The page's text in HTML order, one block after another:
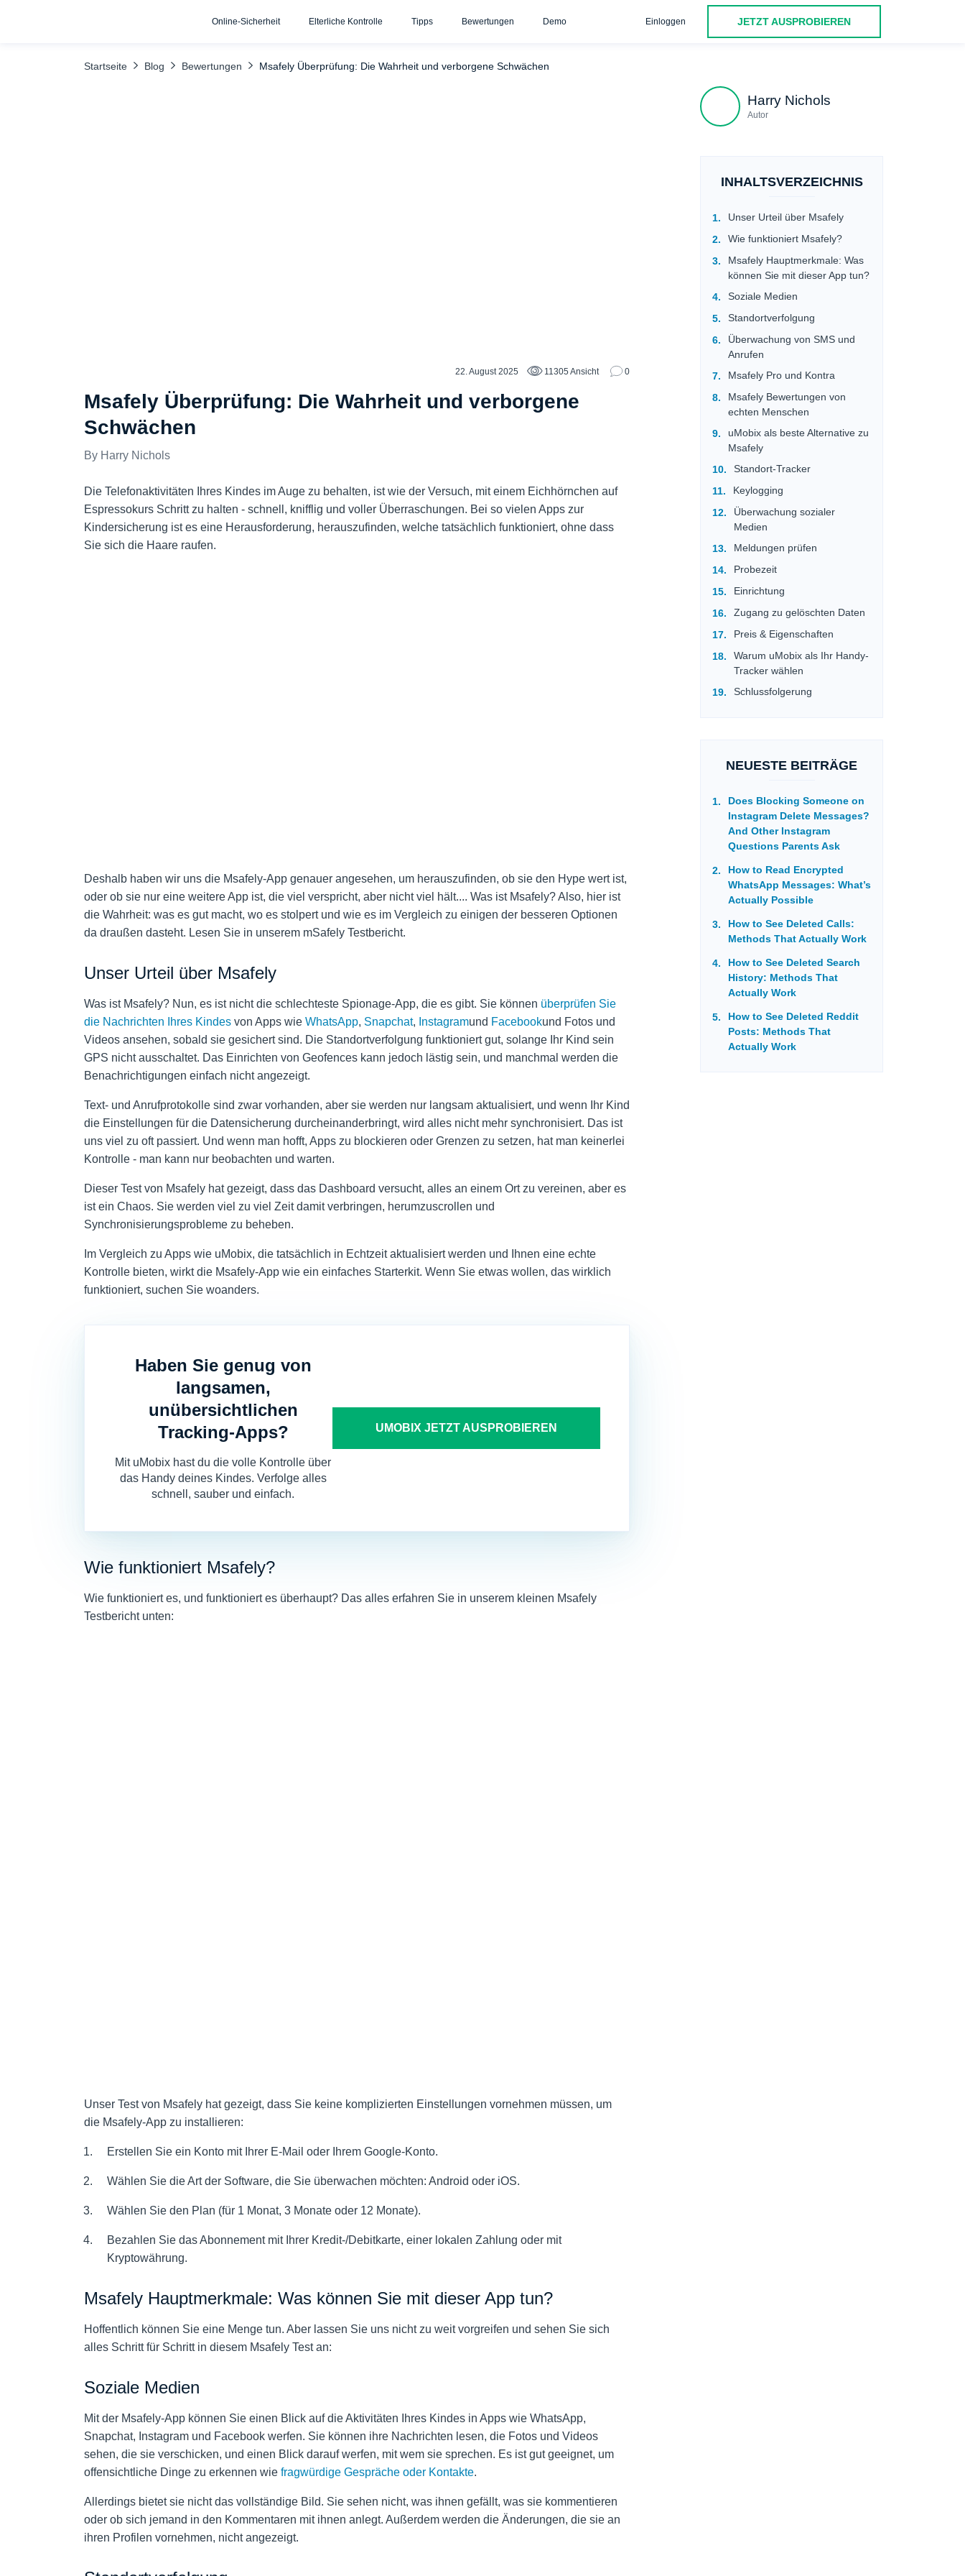
Online-Sicherheit Elterliche Kontrolle Tipps Bewertungen Demo Einloggen JETZT AUSPROBIEREN
Startseite Blog Bewertungen Msafely Überprüfung: Die Wahrheit und verborgene Schwächen
22. August 2025 11305 Ansicht 0
Msafely Überprüfung: Die Wahrheit und verborgene
Schwächen
Harry Nichols
Die Telefonaktivitäten Ihres Kindes im Auge zu behalten, ist wie der Versuch, mit einem Eichhörnchen auf
Espressokurs Schritt zu halten - schnell, knifflig und voller Überraschungen. Bei so vielen Apps zur
Kindersicherung ist es eine Herausforderung, herauszufinden, welche tatsächlich funktioniert, ohne dass
Sie sich die Haare raufen.
Deshalb haben wir uns die Msafely-App genauer angesehen, um herauszufinden, ob sie den Hype wert ist,
oder ob sie nur eine weitere App ist, die viel verspricht, aber nicht viel hält.... Was ist Msafely? Also, hier ist
die Wahrheit: was es gut macht, wo es stolpert und wie es im Vergleich zu einigen der besseren Optionen
da draußen dasteht. Lesen Sie in unserem mSafely Testbericht.
Unser Urteil über Msafely
Was ist Msafely? Nun, es ist nicht die schlechteste Spionage-App, die es gibt. Sie können überprüfen Sie
die Nachrichten Ihres Kindes von Apps wie WhatsApp, Snapchat, Instagramund Facebookund Fotos und
Videos ansehen, sobald sie gesichert sind. Die Standortverfolgung funktioniert gut, solange Ihr Kind sein
GPS nicht ausschaltet. Das Einrichten von Geofences kann jedoch lästig sein, und manchmal werden die
Benachrichtigungen einfach nicht angezeigt.
Text- und Anrufprotokolle sind zwar vorhanden, aber sie werden nur langsam aktualisiert, und wenn Ihr Kind
die Einstellungen für die Datensicherung durcheinanderbringt, wird alles nicht mehr synchronisiert. Das ist
uns viel zu oft passiert. Und wenn man hofft, Apps zu blockieren oder Grenzen zu setzen, hat man keinerlei
Kontrolle - man kann nur beobachten und warten.
Dieser Test von Msafely hat gezeigt, dass das Dashboard versucht, alles an einem Ort zu vereinen, aber es
ist ein Chaos. Sie werden viel zu viel Zeit damit verbringen, herumzuscrollen und
Synchronisierungsprobleme zu beheben.
Im Vergleich zu Apps wie uMobix, die tatsächlich in Echtzeit aktualisiert werden und Ihnen eine echte
Kontrolle bieten, wirkt die Msafely-App wie ein einfaches Starterkit. Wenn Sie etwas wollen, das wirklich
funktioniert, suchen Sie woanders.
Haben Sie genug von
langsamen,
unübersichtlichen
Tracking-Apps?
Mit uMobix hast du die volle Kontrolle über
das Handy deines Kindes. Verfolge alles
schnell, sauber und einfach.
UMOBIX JETZT AUSPROBIEREN
Wie funktioniert Msafely?
Wie funktioniert es, und funktioniert es überhaupt? Das alles erfahren Sie in unserem kleinen Msafely
Testbericht unten:
Unser Test von Msafely hat gezeigt, dass Sie keine komplizierten Einstellungen vornehmen müssen, um
die Msafely-App zu installieren:
Erstellen Sie ein Konto mit Ihrer E-Mail oder Ihrem Google-Konto.
Wählen Sie die Art der Software, die Sie überwachen möchten: Android oder iOS.
Wählen Sie den Plan (für 1 Monat, 3 Monate oder 12 Monate).
Bezahlen Sie das Abonnement mit Ihrer Kredit-/Debitkarte, einer lokalen Zahlung oder mit
Kryptowährung.
Msafely Hauptmerkmale: Was können Sie mit dieser App tun?
Hoffentlich können Sie eine Menge tun. Aber lassen Sie uns nicht zu weit vorgreifen und sehen Sie sich
alles Schritt für Schritt in diesem Msafely Test an:
Soziale Medien
Mit der Msafely-App können Sie einen Blick auf die Aktivitäten Ihres Kindes in Apps wie WhatsApp,
Snapchat, Instagram und Facebook werfen. Sie können ihre Nachrichten lesen, die Fotos und Videos
sehen, die sie verschicken, und einen Blick darauf werfen, mit wem sie sprechen. Es ist gut geeignet, um
offensichtliche Dinge zu erkennen wie fragwürdige Gespräche oder Kontakte.
Allerdings bietet sie nicht das vollständige Bild. Sie sehen nicht, was ihnen gefällt, was sie kommentieren
oder ob sich jemand in den Kommentaren mit ihnen anlegt. Außerdem werden die Änderungen, die sie an
ihren Profilen vornehmen, nicht angezeigt.
Harry Nichols
Autor
INHALTSVERZEICHNIS
Unser Urteil über Msafely
Wie funktioniert Msafely?
Msafely Hauptmerkmale: Was
können Sie mit dieser App tun?
Soziale Medien
Standortverfolgung
Überwachung von SMS und
Anrufen
Msafely Pro und Kontra
Msafely Bewertungen von
echten Menschen
uMobix als beste Alternative zu
Msafely
Standort-Tracker
Keylogging
Überwachung sozialer
Medien
Meldungen prüfen
Probezeit
Einrichtung
Zugang zu gelöschten Daten
Preis & Eigenschaften
Warum uMobix als Ihr Handy-
Tracker wählen
Schlussfolgerung
NEUESTE BEITRÄGE
Does Blocking Someone on
Instagram Delete Messages?
And Other Instagram
Questions Parents Ask
How to Read Encrypted
WhatsApp Messages: What’s
Actually Possible
How to See Deleted Calls:
Methods That Actually Work
How to See Deleted Search
History: Methods That
Actually Work
How to See Deleted Reddit
Posts: Methods That
Actually Work
Überwachung von SMS und Anrufen Msafely Pro und Kontra Msafely Bewertungen von echten Menschen uMobix als beste Alternative zu Msafely